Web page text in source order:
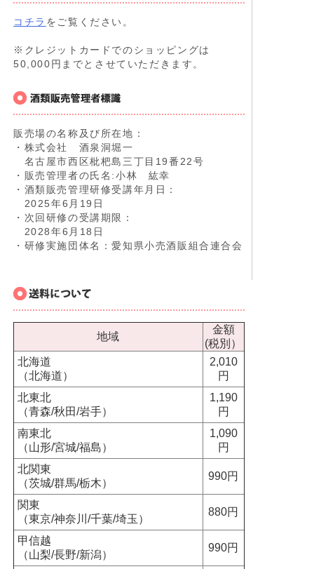
コチラ をご覧ください。
※クレジットカードでのショッピングは
50,000円までとさせていただきます。
販売場の名称及び所在地：
・株式会社 酒泉洞堀一
名古屋市西区枇杷島三丁目19番22号
・販売管理者の氏名:小林 紘幸
・酒類販売管理研修受講年月日：
2025年6月19日
・次回研修の受講期限：
2028年6月18日
・研修実施団体名：愛知県小売酒販組合連合会
地域
金額
(税別）
北海道
（北海道）
2,010
円
北東北
（青森/秋田/岩手）
1,190
円
南東北
（山形/宮城/福島）
1,090
円
北関東
（茨城/群馬/栃木）
990円
関東
（東京/神奈川/千葉/埼玉）
880円
甲信越
（山梨/長野/新潟）
990円